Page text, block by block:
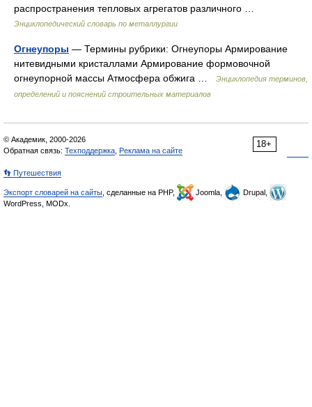
распространения тепловых агрегатов различного …
Энциклопедический словарь по металлургии
Огнеупоры — Термины рубрики: Огнеупоры Армирование
нитевидными кристаллами Армирование формовочной
огнеупорной массы Атмосфера обжига …
Энциклопедия терминов,
определений и пояснений строительных материалов
18+
© Академик, 2000-2026
Обратная связь: Техподдержка Реклама на сайте
👣 Путешествия
Экспорт словарей на сайты , сделанные на PHP, Joomla,
Drupal,
WordPress, MODx.